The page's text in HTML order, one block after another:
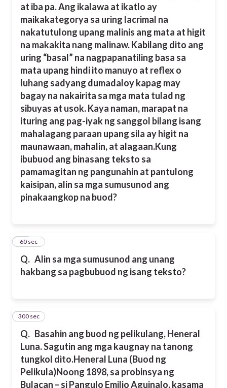
at iba pa. Ang ikalawa at ikatlo ay
maikakategorya sa uring lacrimal na
nakatutulong upang malinis ang mata at higit
na makakita nang malinaw. Kabilang dito ang
uring “basal” na nagpapanatiling basa sa
mata upang hindi ito manuyo at reflex o
luhang sadyang dumadaloy kapag may
bagay na nakairita sa mga mata tulad ng
sibuyas at usok. Kaya naman, marapat na
ituring ang pag-iyak ng sanggol bilang isang
mahalagang paraan upang sila ay higit na
maunawaan, mahalin, at alagaan.Kung
ibubuod ang binasang teksto sa
pamamagitan ng pangunahin at pantulong
kaisipan, alin sa mga sumusunod ang
pinakaangkop na buod?
Q. Alin sa mga sumusunod ang unang
hakbang sa pagbubuod ng isang teksto?
14
60 sec
Q. Basahin ang buod ng pelikulang, Heneral
Luna. Sagutin ang mga kaugnay na tanong
tungkol dito.Heneral Luna (Buod ng
Pelikula)Noong 1898, sa probinsya ng
Bulacan – si Pangulo Emilio Aguinalo, kasama
15
300 sec